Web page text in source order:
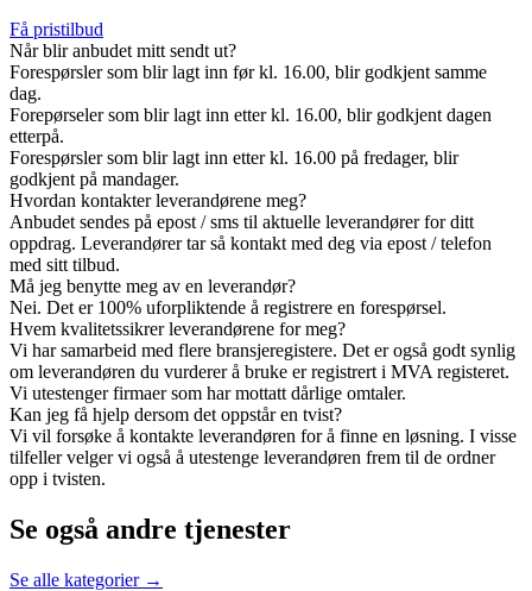
Få pristilbud
Når blir anbudet mitt sendt ut?
Forespørsler som blir lagt inn før kl. 16.00, blir godkjent samme
dag.
Forepørseler som blir lagt inn etter kl. 16.00, blir godkjent dagen
etterpå.
Forespørsler som blir lagt inn etter kl. 16.00 på fredager, blir
godkjent på mandager.
Hvordan kontakter leverandørene meg?
Anbudet sendes på epost / sms til aktuelle leverandører for ditt
oppdrag. Leverandører tar så kontakt med deg via epost / telefon
med sitt tilbud.
Må jeg benytte meg av en leverandør?
Nei. Det er 100% uforpliktende å registrere en forespørsel.
Hvem kvalitetssikrer leverandørene for meg?
Vi har samarbeid med flere bransjeregistere. Det er også godt synlig
om leverandøren du vurderer å bruke er registrert i MVA registeret.
Vi utestenger firmaer som har mottatt dårlige omtaler.
Kan jeg få hjelp dersom det oppstår en tvist?
Vi vil forsøke å kontakte leverandøren for å finne en løsning. I visse
tilfeller velger vi også å utestenge leverandøren frem til de ordner
opp i tvisten.
Se også andre tjenester
Se alle kategorier →